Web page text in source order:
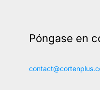
Póngase en